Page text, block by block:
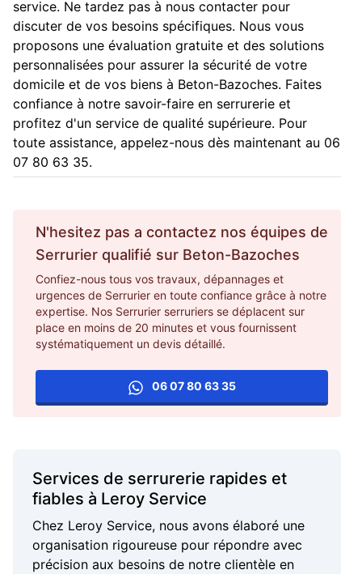
service. Ne tardez pas à nous contacter pour
discuter de vos besoins spécifiques. Nous vous
proposons une évaluation gratuite et des solutions
personnalisées pour assurer la sécurité de votre
domicile et de vos biens à Beton-Bazoches. Faites
confiance à notre savoir-faire en serrurerie et
profitez d'un service de qualité supérieure. Pour
toute assistance, appelez-nous dès maintenant au 06
07 80 63 35.
N'hesitez pas a contactez nos équipes de
Serrurier qualifié sur Beton-Bazoches
Confiez-nous tous vos travaux, dépannages et
urgences de Serrurier en toute confiance grâce à notre
expertise. Nos Serrurier serruriers se déplacent sur
place en moins de 20 minutes et vous fournissent
systématiquement un devis détaillé.
06 07 80 63 35
Services de serrurerie rapides et
fiables à Leroy Service
Chez Leroy Service, nous avons élaboré une
organisation rigoureuse pour répondre avec
précision aux besoins de notre clientèle en